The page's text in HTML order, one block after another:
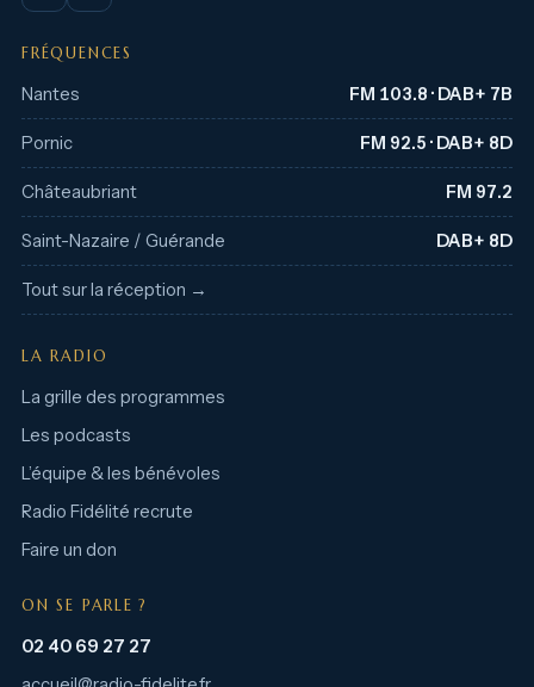
FRÉQUENCES
Nantes FM 103.8 · DAB+ 7B
Pornic FM 92.5 · DAB+ 8D
Châteaubriant FM 97.2
Saint-Nazaire / Guérande DAB+ 8D
Tout sur la réception →
LA RADIO
La grille des programmes
Les podcasts
L’équipe & les bénévoles
Radio Fidélité recrute
Faire un don
ON SE PARLE ?
02 40 69 27 27